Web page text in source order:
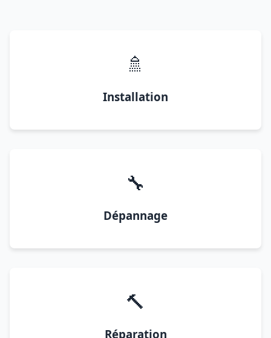
🚿
Installation
🔧
Dépannage
🔨
Réparation